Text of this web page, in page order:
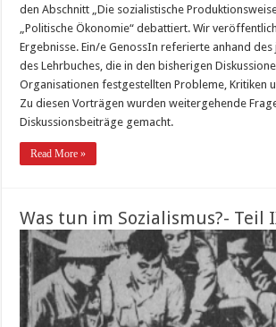
den Abschnitt „Die sozialistische
„Politische Ökonomie“ debattiert. Wir
Ergebnisse. Ein/e GenossIn referierte anhand
des Lehrbuches, die in den bisherigen
Organisationen festgestellten Probleme, Kritiken
Zu diesen Vorträgen wurden weitergehende
Diskussionsbeiträge gemacht.
Read More »
Was tun im Sozialismus?- Teil